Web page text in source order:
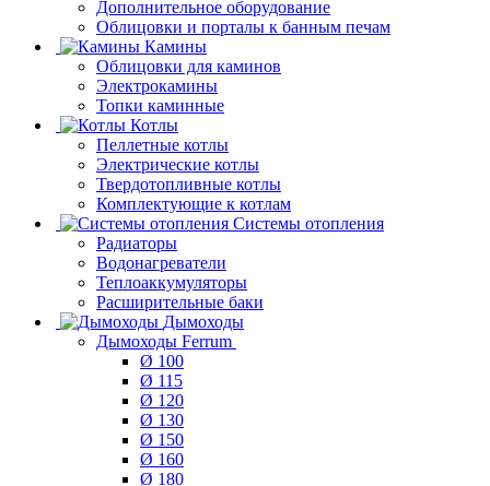
Дополнительное оборудование
Облицовки и порталы к банным печам
Камины
Облицовки для каминов
Электрокамины
Топки каминные
Котлы
Пеллетные котлы
Электрические котлы
Твердотопливные котлы
Комплектующие к котлам
Системы отопления
Радиаторы
Водонагреватели
Теплоаккумуляторы
Расширительные баки
Дымоходы
Дымоходы Ferrum
Ø 100
Ø 115
Ø 120
Ø 130
Ø 150
Ø 160
Ø 180